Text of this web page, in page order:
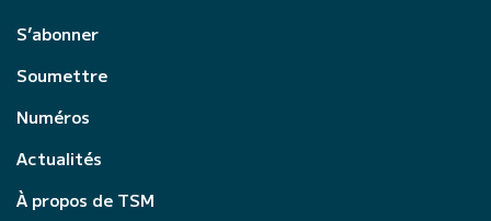
S’abonner
Soumettre
Numéros
Actualités
À propos de TSM